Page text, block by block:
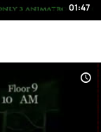
01:47